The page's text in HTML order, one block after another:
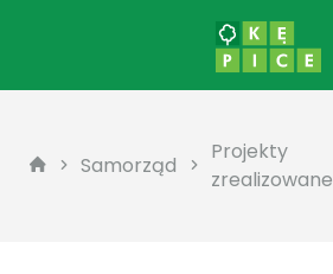
Samorząd
Projekty
zrealizowane